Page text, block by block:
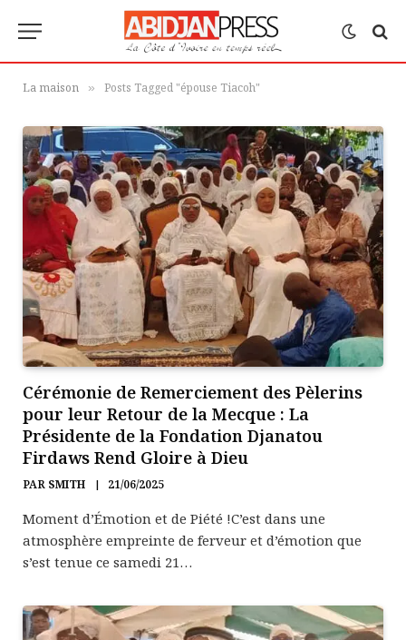
La maison » Posts Tagged "épouse Tiacoh"
Cérémonie de Remerciement des Pèlerins
pour leur Retour de la Mecque : La
Présidente de la Fondation Djanatou
Firdaws Rend Gloire à Dieu
PAR SMITH 21/06/2025
Moment d’Émotion et de Piété !C’est dans une
atmosphère empreinte de ferveur et d’émotion que
s’est tenue ce samedi 21…